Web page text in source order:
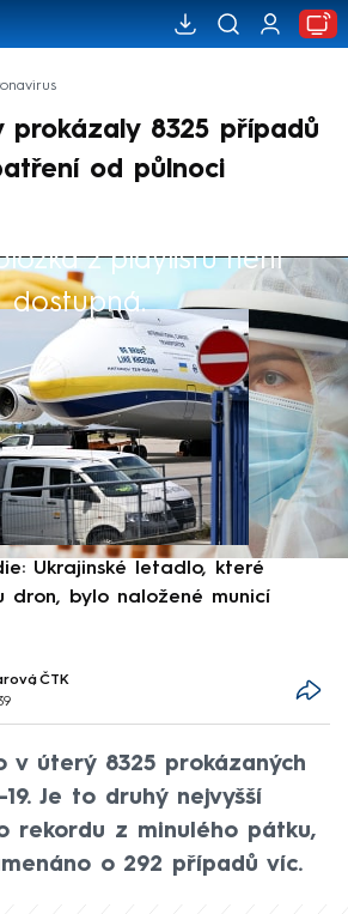
8325 případů
od půlnoci
z playlistu není
dostupná.
Ukrajinské letadlo, které
dron, bylo naložené municí
, ČTK
v úterý 8325 prokázaných
Je to druhý nejvyšší
rekordu z minulého pátku,
o 292 případů víc.